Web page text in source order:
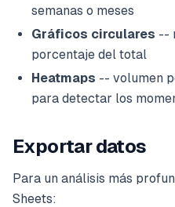
semanas o meses
Gráficos circulares --
porcentaje del total
Heatmaps -- volumen
para detectar los
Exportar datos
Para un análisis más
Sheets: